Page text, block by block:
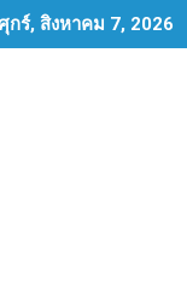
กร์, สิงหาคม 7, 2026